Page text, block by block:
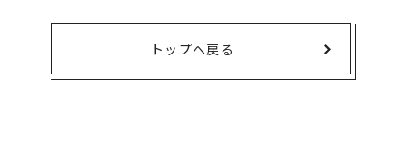
トップへ戻る